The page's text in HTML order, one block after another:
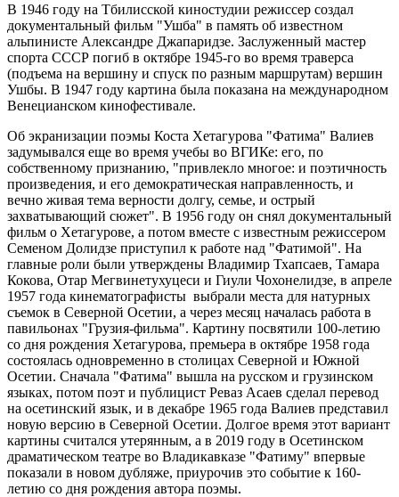
В 1946 году на Тбилисской киностудии режиссер создал
документальный фильм "Ушба" в память об известном
альпинисте Александре Джапаридзе. Заслуженный мастер
спорта СССР погиб в октябре 1945-го во время траверса
(подъема на вершину и спуск по разным маршрутам) вершин
Ушбы. В 1947 году картина была показана на международном
Венецианском кинофестивале.
Об экранизации поэмы Коста Хетагурова "Фатима" Валиев
задумывался еще во время учебы во ВГИКе: его, по
собственному признанию, "привлекло многое: и поэтичность
произведения, и его демократическая направленность, и
вечно живая тема верности долгу, семье, и острый
захватывающий сюжет". В 1956 году он снял документальный
фильм о Хетагурове, а потом вместе с известным режиссером
Семеном Долидзе приступил к работе над "Фатимой". На
главные роли были утверждены Владимир Тхапсаев, Тамара
Кокова, Отар Мегвинетухуцеси и Гиули Чохонелидзе, в апреле
1957 года кинематографисты выбрали места для натурных
съемок в Северной Осетии, а через месяц началась работа в
павильонах "Грузия-фильма". Картину посвятили 100-летию
со дня рождения Хетагурова, премьера в октябре 1958 года
состоялась одновременно в столицах Северной и Южной
Осетии. Сначала "Фатима" вышла на русском и грузинском
языках, потом поэт и публицист Реваз Асаев сделал перевод
на осетинский язык, и в декабре 1965 года Валиев представил
новую версию в Северной Осетии. Долгое время этот вариант
картины считался утерянным, а в 2019 году в Осетинском
драматическом театре во Владикавказе "Фатиму" впервые
показали в новом дубляже, приурочив это событие к 160-
летию со дня рождения автора поэмы.